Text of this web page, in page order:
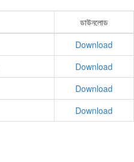
ডাউনলোড
Download
Download
Download
Download